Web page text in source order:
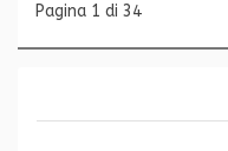
Pagina 1 di 34